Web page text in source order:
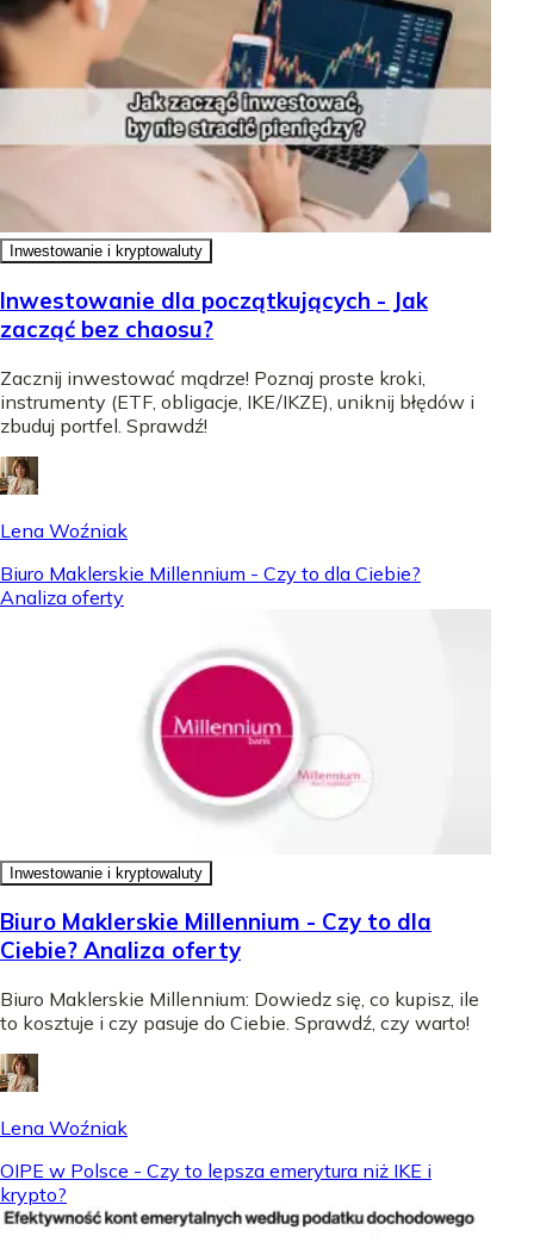
Inwestowanie i kryptowaluty
Inwestowanie dla początkujących - Jak
zacząć bez chaosu?
Zacznij inwestować mądrze! Poznaj proste kroki,
instrumenty (ETF, obligacje, IKE/IKZE), uniknij błędów i
zbuduj portfel. Sprawdź!
Lena Woźniak
Biuro Maklerskie Millennium - Czy to dla Ciebie?
Analiza oferty
Inwestowanie i kryptowaluty
Biuro Maklerskie Millennium - Czy to dla
Ciebie? Analiza oferty
Biuro Maklerskie Millennium: Dowiedz się, co kupisz, ile
to kosztuje i czy pasuje do Ciebie. Sprawdź, czy warto!
Lena Woźniak
OIPE w Polsce - Czy to lepsza emerytura niż IKE i
krypto?